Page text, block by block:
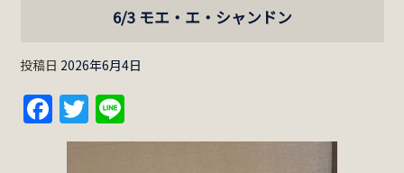
6/3 モエ・エ・シャンドン
投稿日 2026年6月4日
Facebook
Twitter